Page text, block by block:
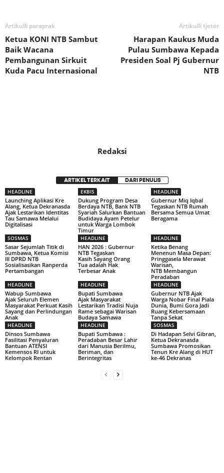
Artikulli paraprak
Ketua KONI NTB Sambut
Baik Wacana
Pembangunan Sirkuit
Kuda Pacu Internasional
Artikulli tjetër
Harapan Kaukus Muda
Pulau Sumbawa Kepada
Presiden Soal Pj Gubernur
NTB
Redaksi
ARTIKEL TERKAIT DARI PENULIS
HEADLINE
Launching Aplikasi Kre
Alang, Ketua Dekranasda
Ajak Lestarikan Identitas
Tau Samawa Melalui
Digitalisasi
EKBIS
Dukung Program Desa
Berdaya NTB, Bank NTB
Syariah Salurkan Bantuan
Budidaya Ayam Petelur
untuk Warga Lombok
Timur
HEADLINE
Gubernur Miq Iqbal
Tegaskan NTB Rumah
Bersama Semua Umat
Beragama
SOSMAS
Sasar Sejumlah Titik di
Sumbawa, Ketua Komisi
III DPRD NTB
Sosialisasikan Ranperda
Pertambangan
HEADLINE
HAN 2026 : Gubernur
NTB Tegaskan
Kasih Sayang Orang
Tua adalah Hak
Terbesar Anak
HEADLINE
Ketika Benang
Menenun Masa Depan:
Pringgasela Merawat
Warisan,
NTB Membangun
Peradaban
HEADLINE
Wabup Sumbawa
Ajak Seluruh Elemen
Masyarakat Perkuat Kasih
Sayang dan Perlindungan
Anak
HEADLINE
Bupati Sumbawa
Ajak Masyarakat
Lestarikan Tradisi Nuja
Rame sebagai Warisan
Budaya Samawa
HEADLINE
Gubernur NTB Ajak
Warga Nobar Final Piala
Dunia, Bumi Gora Jadi
Ruang Kebersamaan
Tanpa Sekat
HEADLINE
Dinsos Sumbawa
Fasilitasi Penyaluran
Bantuan ATENSI
Kemensos RI untuk
Kelompok Rentan
HEADLINE
Bupati Sumbawa :
Peradaban Besar Lahir
dari Manusia Berilmu,
Beriman, dan
Berintegritas
SOSMAS
Di Hadapan Selvi Gibran,
Ketua Dekranasda
Sumbawa Promosikan
Tenun Kre Alang di HUT
ke-46 Dekranas